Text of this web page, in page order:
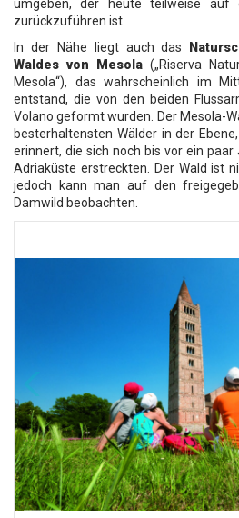
umgeben, der heute teilweise auf
zurückzuführen ist.
In der Nähe liegt auch das
Waldes von Mesola(„Riserva
Mesola“), das wahrscheinlich im
entstand, die von den beiden
Volano geformt wurden. Der Mesola-
besterhaltensten Wälder in der
erinnert, die sich noch bis vor ein
Adriaküste erstreckten. Der Wald ist
jedoch kann man auf den
Damwild beobachten.